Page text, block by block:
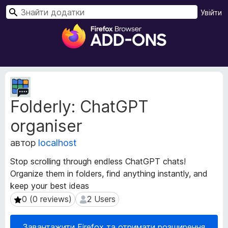
Д
о
а
и
б
з
е
а
F
i
Увійти
П
Folderly: ChatGPT
organiser
автор localhost
Stop scrolling through endless ChatGPT chats!
Organize them in folders, find anything instantly, and
keep your best ideas
0 (0 reviews)
0 (0 reviews) 2 Users
2 Users
М
е
т
а
д
а
н
і
р
о
з
ш